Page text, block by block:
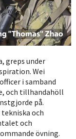
greps under
Wei
i samband
och tillhandahöll
på.
och
och
övning.